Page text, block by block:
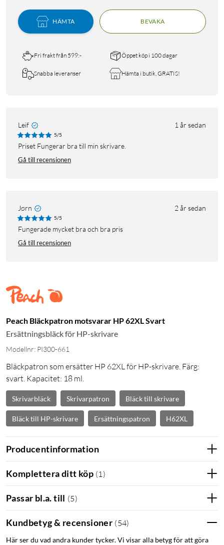
HÄMTA BEVAKA
Fri frakt från 599:- Öppet köp i 100 dagar
Snabba leveranser Hämta i butik, GRATIS!
Leif 1 år sedan
5/5
Priset Fungerar bra till min skrivare.
Gå till recensionen
Jørn 2 år sedan
5/5
Fungerade mycket bra och bra pris
Gå till recensionen
Peach Bläckpatron motsvarar HP 62XL Svart
Ersättningsbläck för HP-skrivare
Modellnr: PI300-661
Bläckpatron som ersätter HP 62XL för HP-skrivare. Färg:
svart. Kapacitet: 18 ml.
Skrivarbläck Skrivarpatron Bläck till skrivare
Bläck till HP-skrivare Ersättningspatron H62XL
Producentinformation
Komplettera ditt köp (1 )
Passar bl.a. till (5)
Kundbetyg & recensioner (54)
Här ser du vad andra kunder tycker. Vi visar alla betyg för att göra